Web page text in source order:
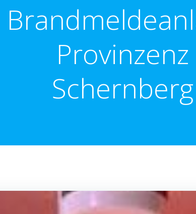
Provinzenz
Schernberg